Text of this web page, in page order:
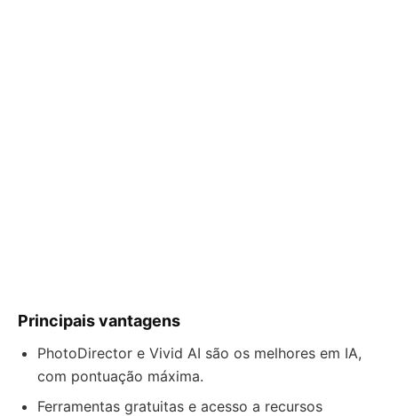
Principais vantagens
PhotoDirector e Vivid AI são os melhores em IA,
com pontuação máxima.
Ferramentas gratuitas e acesso a recursos